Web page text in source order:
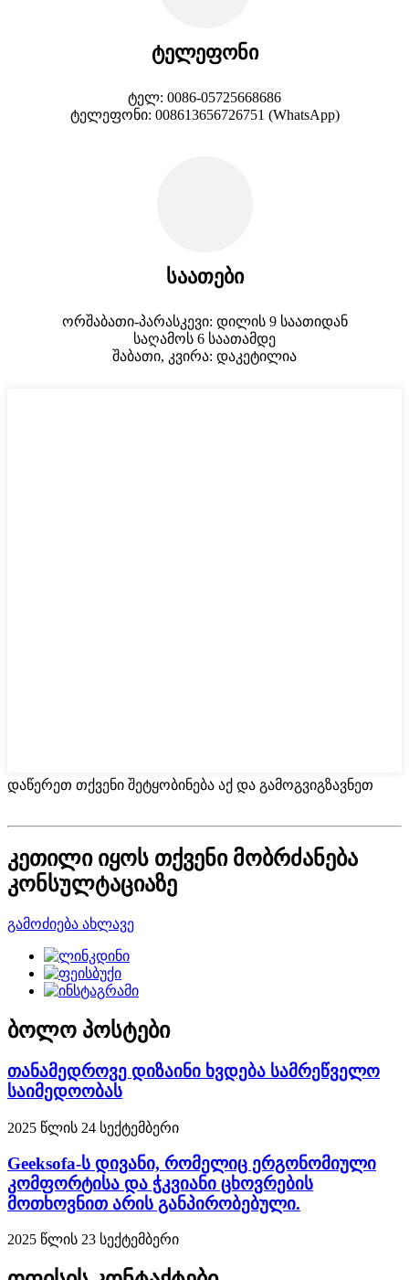
ტელეფონი
ტელ: 0086-05725668686
ტელეფონი: 008613656726751 (WhatsApp)
საათები
ორშაბათი-პარასკევი: დილის 9 საათიდან
საღამოს 6 საათამდე
შაბათი, კვირა: დაკეტილია
დაწერეთ თქვენი შეტყობინება აქ და გამოგვიგზავნეთ
კეთილი იყოს თქვენი მობრძანება
კონსულტაციაზე
გამოძიება ახლავე
ბოლო პოსტები
თანამედროვე დიზაინი ხვდება სამრეწველო
საიმედოობას
2025 წლის 24 სექტემბერი
Geeksofa-ს დივანი, რომელიც ერგონომიული
კომფორტისა და ჭკვიანი ცხოვრების
მოთხოვნით არის განპირობებული.
2025 წლის 23 სექტემბერი